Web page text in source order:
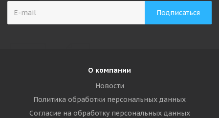
О компании
Новости
Политика обработки персональных данных
Согласие на обработку персональных данных